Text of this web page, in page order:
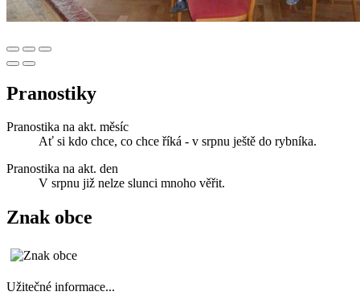
Pranostiky
Pranostika na akt. měsíc
Ať si kdo chce, co chce říká - v srpnu ještě do rybníka.
Pranostika na akt. den
V srpnu již nelze slunci mnoho věřit.
Znak obce
Užitečné informace...